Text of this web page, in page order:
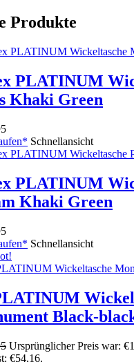
Produkte
PLATINUM
Khaki Green
Schnellansicht
PLATINUM
Khaki Green
Schnellansicht
Black-
Ursprünglicher Preis war:
€54,16.